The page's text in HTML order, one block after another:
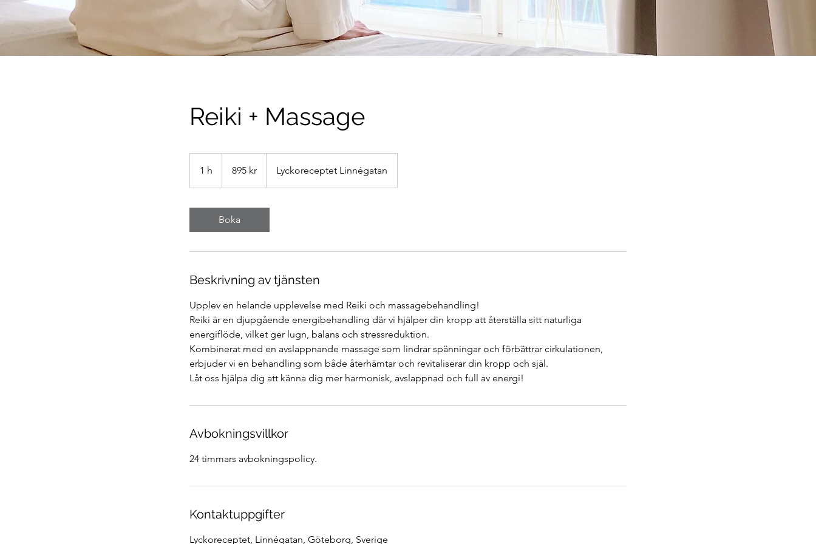
Reiki + Massage
1 h
kronor895 kr Lyckoreceptet Linnégatan
Boka
Beskrivning av tjänsten
Upplev en helande upplevelse med Reiki och massagebehandling!
Reiki är en djupgående energibehandling där vi hjälper din kropp att återställa sitt naturliga
energiflöde, vilket ger lugn, balans och stressreduktion.
Kombinerat med en avslappnande massage som lindrar spänningar och förbättrar cirkulationen,
erbjuder vi en behandling som både återhämtar och revitaliserar din kropp och själ.
Låt oss hjälpa dig att känna dig mer harmonisk, avslappnad och full av energi!
Avbokningsvillkor
24 timmars avbokningspolicy.
Kontaktuppgifter
Lyckoreceptet, Linnégatan, Göteborg, Sverige